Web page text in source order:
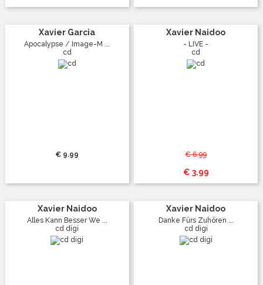
Xavier Garcia
Apocalypse / Image-M ...
cd
€ 9.99
Xavier Naidoo
- LIVE -
cd
€ 6.99
€ 3.99
Xavier Naidoo
Alles Kann Besser We ...
cd digi
Xavier Naidoo
Danke Fürs Zuhören ...
cd digi